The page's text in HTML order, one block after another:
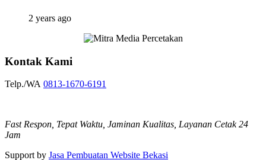
2 years ago
Kontak Kami
Telp./WA 0813-1670-6191
Fast Respon, Tepat Waktu, Jaminan Kualitas, Layanan Cetak 24
Jam
Support by Jasa Pembuatan Website Bekasi